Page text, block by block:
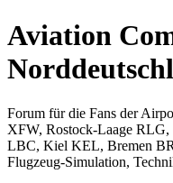
Aviation
Forum für die Fans der
XFW, Rostock-Laage
LBC, Kiel KEL, Bremen
Flugzeug-Simulation,